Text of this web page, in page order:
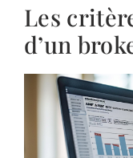
Les
d’un